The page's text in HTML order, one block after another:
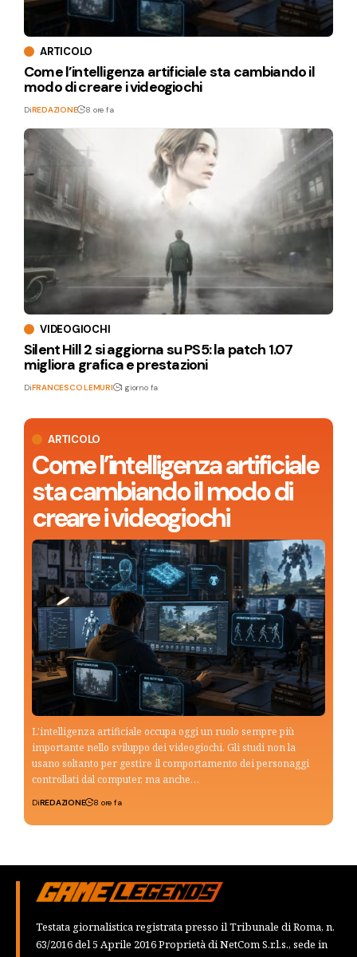
ARTICOLO
Come l’intelligenza artificiale
sta cambiando il modo di
creare i videogiochi
L'intelligenza artificiale occupa oggi un ruolo sempre più
importante nello sviluppo dei videogiochi. Gli studi non la
usano soltanto per gestire il comportamento dei personaggi
controllati dal computer, ma anche…
DiREDAZIONE 8 ore fa
ARTICOLO
Come l’intelligenza artificiale sta cambiando il
modo di creare i videogiochi
DiREDAZIONE 8 ore fa
VIDEOGIOCHI
Silent Hill 2 si aggiorna su PS5: la patch 1.07
migliora grafica e prestazioni
DiFRANCESCO LEMURI 1 giorno fa
Testata giornalistica registrata presso il Tribunale di Roma, n.
63/2016 del 5 Aprile 2016 Proprietà di NetCom S.r.l.s., sede in